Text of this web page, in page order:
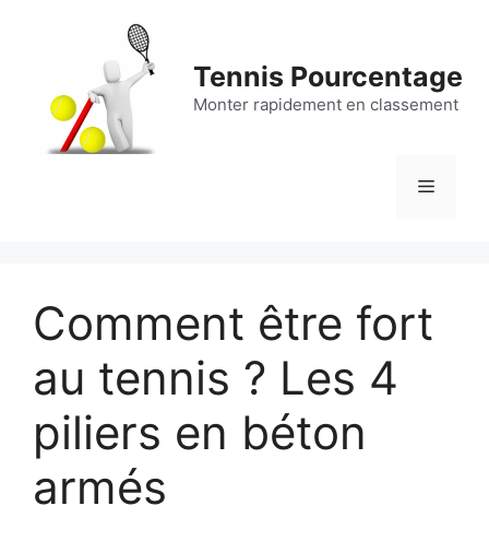
Tennis Pourcentage
Monter rapidement en classement
Menu
Comment être fort
au tennis ? Les 4
piliers en béton
armés